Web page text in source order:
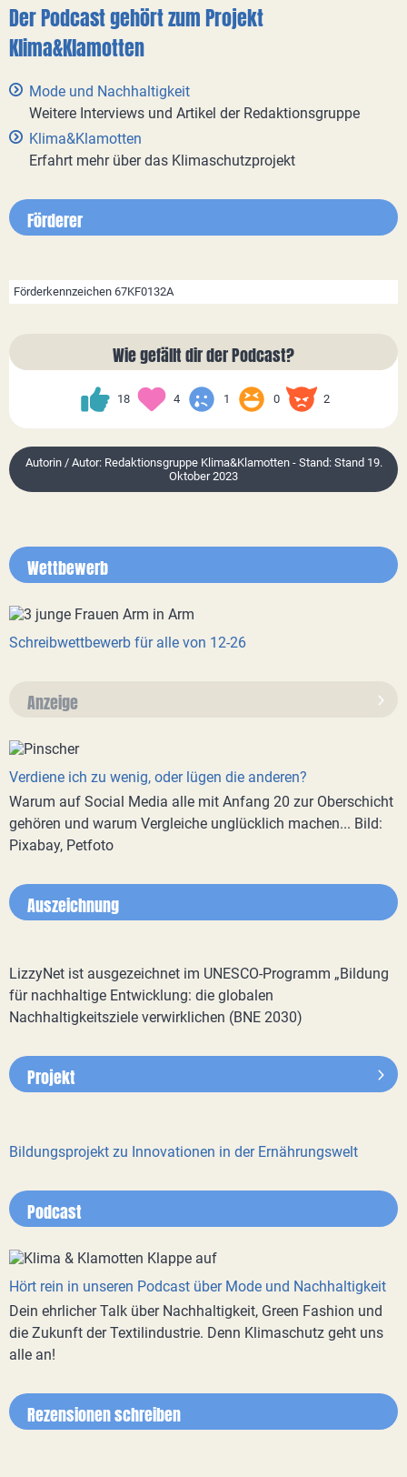
Der Podcast gehört zum Projekt
Klima&Klamotten
Mode und Nachhaltigkeit
Weitere Interviews und Artikel der Redaktionsgruppe
Klima&Klamotten
Erfahrt mehr über das Klimaschutzprojekt
Förderer
Förderkennzeichen 67KF0132A
Wie gefällt dir der Podcast?
18 4 1 0 2
Autorin / Autor: Redaktionsgruppe Klima&Klamotten - Stand: Stand 19.
Oktober 2023
Wettbewerb
Schreibwettbewerb für alle von 12-26
Anzeige
Verdiene ich zu wenig, oder lügen die anderen?
Warum auf Social Media alle mit Anfang 20 zur Oberschicht
gehören und warum Vergleiche unglücklich machen... Bild:
Pixabay, Petfoto
Auszeichnung
LizzyNet ist ausgezeichnet im UNESCO-Programm „Bildung
für nachhaltige Entwicklung: die globalen
Nachhaltigkeitsziele verwirklichen (BNE 2030)
Projekt
Bildungsprojekt zu Innovationen in der Ernährungswelt
Podcast
Hört rein in unseren Podcast über Mode und Nachhaltigkeit
Dein ehrlicher Talk über Nachhaltigkeit, Green Fashion und
die Zukunft der Textilindustrie. Denn Klimaschutz geht uns
alle an!
Rezensionen schreiben